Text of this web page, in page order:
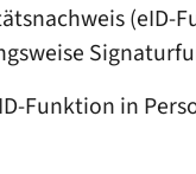
(eID-
Funktion in